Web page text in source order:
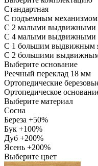
Стандартная
С подъемным механизмом
С 2 малыми выдвижными
С 4 малыми выдвижными
С 1 большим выдвижным
С 2 большими
Выберите основание
Реечный переклад 18 мм
Ортопедические
Ортопедическое
Выберите материал
Сосна
Береза +50%
Бук +100%
Дуб +200%
Ясень +200%
Выберите цвет